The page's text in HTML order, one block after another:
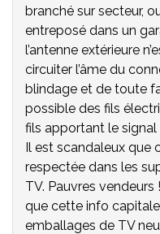
branché sur secteur,
entreposé dans un
l’antenne extérieure
circuiter l’âme du
blindage et de toute
possible des fils
fils apportant le
Il est scandaleux que
respectée dans les
TV. Pauvres
que cette info
emballages de TV